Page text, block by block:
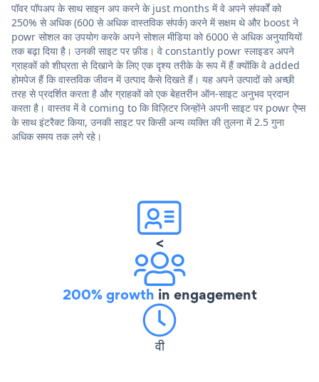
पॉवर पॉपअप के साथ साइन अप करने के just months में वे अपने संपर्कों को
250% से अधिक (600 से अधिक वास्तविक संपर्क) करने में सक्षम थे और boost ने
powr सोशल का उपयोग करके अपने सोशल मीडिया को 6000 से अधिक अनुयायियों
तक बढ़ा दिया है। उनकी साइट पर फ़ीड। वे constantly powr स्लाइडर अपने
ग्राहकों को शीघ्रता से दिखाने के लिए एक दृश्य तरीके के रूप में हैं क्योंकि वे added
होमपेज हैं कि वास्तविक जीवन में उत्पाद कैसे दिखते हैं। यह अपने उत्पादों को अच्छी
तरह से प्रदर्शित करता है और ग्राहकों को एक बेहतरीन ऑन-साइट अनुभव प्रदान
करता है। वास्तव में वे coming to कि विज़िटर जिन्होंने अपनी साइट पर powr ऐप्स
के साथ इंटरैक्ट किया, उनकी साइट पर किसी अन्य व्यक्ति की तुलना में 2.5 गुना
अधिक समय तक लगे रहे।
<
200% growth in engagement
वी